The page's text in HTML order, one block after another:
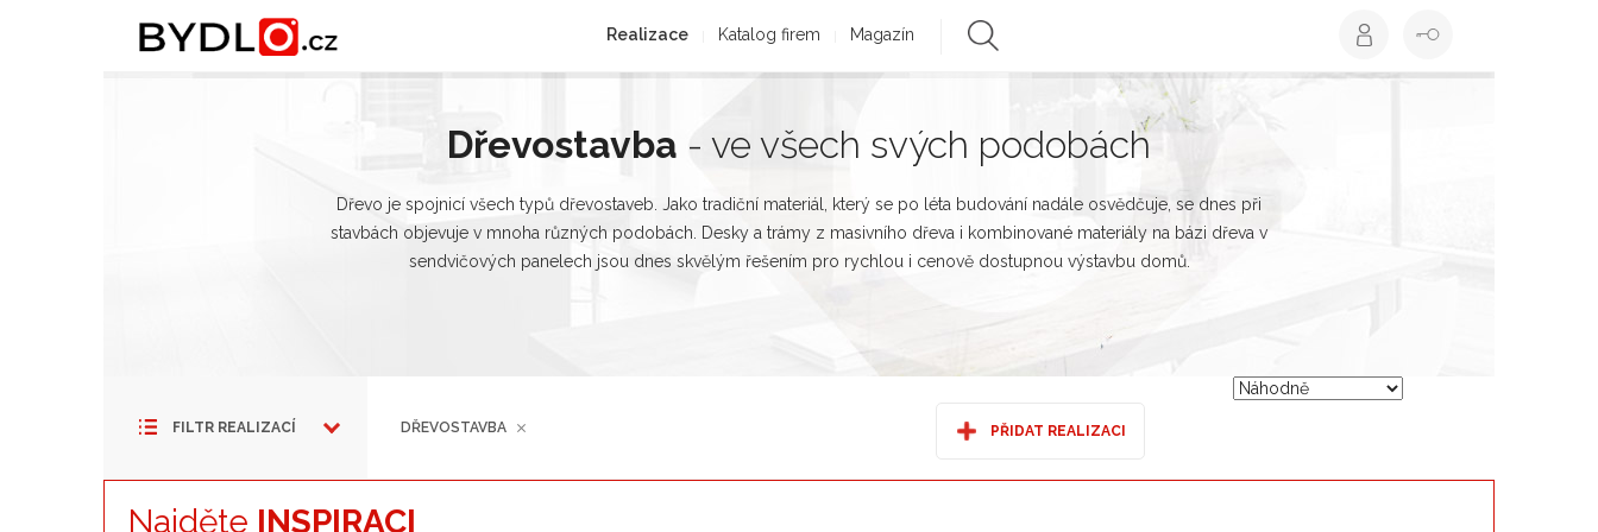
Realizace Katalog firem Magazín
Dřevostavba - ve všech svých podobách
Dřevo je spojnicí všech typů dřevostaveb. Jako tradiční materiál, který se po léta budování nadále osvědčuje, se dnes při
stavbách objevuje v mnoha různých podobách. Desky a trámy z masivního dřeva i kombinované materiály na bázi dřeva v
sendvičových panelech jsou dnes skvělým řešením pro rychlou i cenově dostupnou výstavbu domů.
FILTR REALIZACÍ DŘEVOSTAVBA PŘIDAT REALIZACI
Najděte INSPIRACI